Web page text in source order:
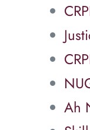
Ah